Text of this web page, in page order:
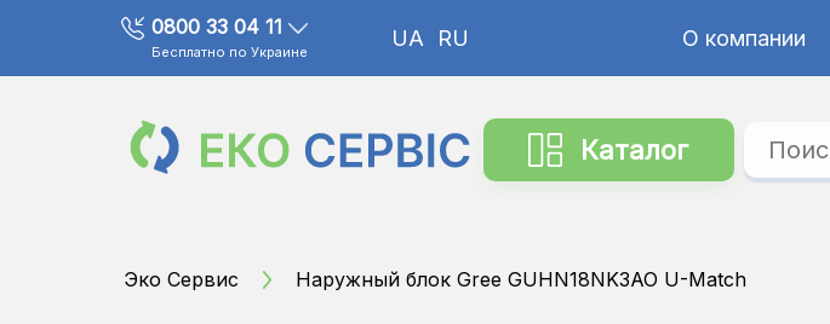
0800 33 04 11
Бесплатно по Украине
UA RU О компании
Каталог
Эко Сервис Наружный блок Gree GUHN18NK3AO U-Match